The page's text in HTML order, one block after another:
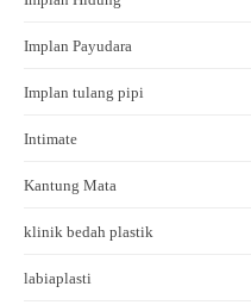
Implan Payudara
Implan tulang pipi
Intimate
Kantung Mata
klinik bedah plastik
labiaplasti